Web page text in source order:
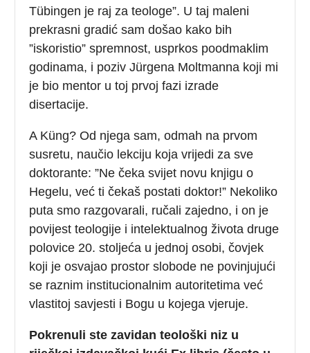
Tübingen je raj za teologe”. U taj maleni
prekrasni gradić sam došao kako bih
”iskoristio” spremnost, usprkos poodmaklim
godinama, i poziv Jürgena Moltmanna koji mi
je bio mentor u toj prvoj fazi izrade
disertacije.
A Küng? Od njega sam, odmah na prvom
susretu, naučio lekciju koja vrijedi za sve
doktorante: ”Ne čeka svijet novu knjigu o
Hegelu, već ti čekaš postati doktor!” Nekoliko
puta smo razgovarali, ručali zajedno, i on je
povijest teologije i intelektualnog života druge
polovice 20. stoljeća u jednoj osobi, čovjek
koji je osvajao prostor slobode ne povinjujući
se raznim institucionalnim autoritetima već
vlastitoj savjesti i Bogu u kojega vjeruje.
Pokrenuli ste zavidan teološki niz u